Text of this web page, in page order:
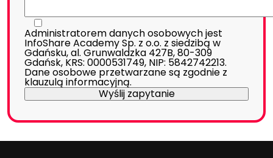
Administratorem danych osobowych jest
InfoShare Academy Sp. z o.o. z siedzibą w
Gdańsku, al. Grunwaldzka 427B, 80-309
Gdańsk, KRS: 0000531749, NIP: 5842742213.
Dane osobowe przetwarzane są zgodnie z
klauzulą informacyjną.